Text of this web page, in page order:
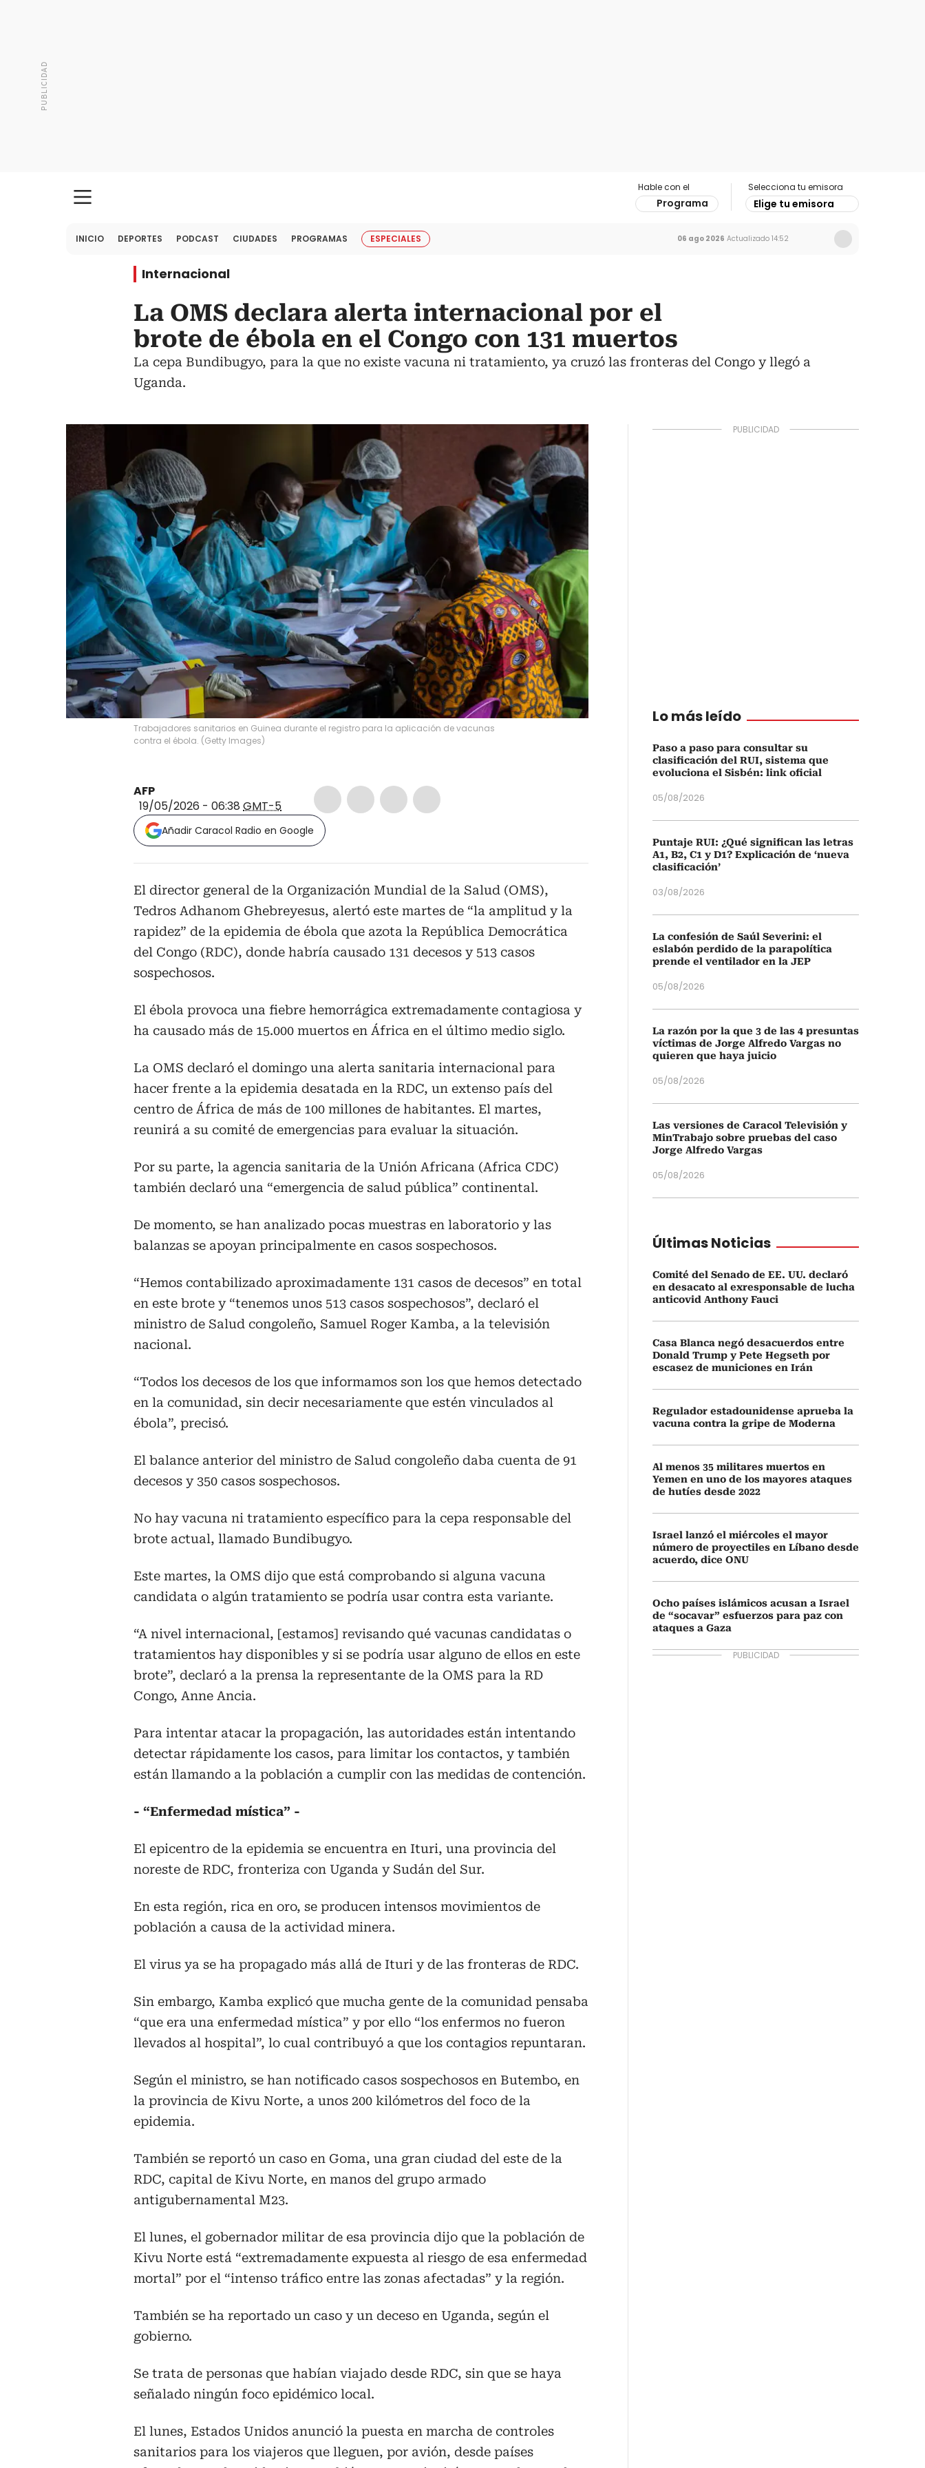
Hable con el
Programa
Selecciona tu emisora
Elige tu emisora
INICIO DEPORTES PODCAST CIUDADES PROGRAMAS ESPECIALES 06 ago 2026 Actualizado 14:52
Internacional
La OMS declara alerta internacional por el
brote de ébola en el Congo con 131 muertos
La cepa Bundibugyo, para la que no existe vacuna ni tratamiento, ya cruzó las fronteras del Congo y llegó a
Uganda.
Trabajadores sanitarios en Guinea durante el registro para la aplicación de vacunas
contra el ébola. (Getty Images)
AFP
19/05/2026 - 06:38 GMT-5
Añadir Caracol Radio en Google
El director general de la Organización Mundial de la Salud (OMS),
Tedros Adhanom Ghebreyesus, alertó este martes de “la amplitud y la
rapidez” de la epidemia de ébola que azota la República Democrática
del Congo (RDC), donde habría causado 131 decesos y 513 casos
sospechosos.
El ébola provoca una fiebre hemorrágica extremadamente contagiosa y
ha causado más de 15.000 muertos en África en el último medio siglo.
La OMS declaró el domingo una alerta sanitaria internacional para
hacer frente a la epidemia desatada en la RDC, un extenso país del
centro de África de más de 100 millones de habitantes. El martes,
reunirá a su comité de emergencias para evaluar la situación.
Por su parte, la agencia sanitaria de la Unión Africana (Africa CDC)
también declaró una “emergencia de salud pública” continental.
De momento, se han analizado pocas muestras en laboratorio y las
balanzas se apoyan principalmente en casos sospechosos.
“Hemos contabilizado aproximadamente 131 casos de decesos” en total
en este brote y “tenemos unos 513 casos sospechosos”, declaró el
ministro de Salud congoleño, Samuel Roger Kamba, a la televisión
nacional.
“Todos los decesos de los que informamos son los que hemos detectado
en la comunidad, sin decir necesariamente que estén vinculados al
ébola”, precisó.
El balance anterior del ministro de Salud congoleño daba cuenta de 91
decesos y 350 casos sospechosos.
No hay vacuna ni tratamiento específico para la cepa responsable del
brote actual, llamado Bundibugyo.
Este martes, la OMS dijo que está comprobando si alguna vacuna
candidata o algún tratamiento se podría usar contra esta variante.
“A nivel internacional, [estamos] revisando qué vacunas candidatas o
tratamientos hay disponibles y si se podría usar alguno de ellos en este
brote”, declaró a la prensa la representante de la OMS para la RD
Congo, Anne Ancia.
Para intentar atacar la propagación, las autoridades están intentando
detectar rápidamente los casos, para limitar los contactos, y también
están llamando a la población a cumplir con las medidas de contención.
- “Enfermedad mística” -
El epicentro de la epidemia se encuentra en Ituri, una provincia del
noreste de RDC, fronteriza con Uganda y Sudán del Sur.
En esta región, rica en oro, se producen intensos movimientos de
población a causa de la actividad minera.
El virus ya se ha propagado más allá de Ituri y de las fronteras de RDC.
Sin embargo, Kamba explicó que mucha gente de la comunidad pensaba
“que era una enfermedad mística” y por ello “los enfermos no fueron
llevados al hospital”, lo cual contribuyó a que los contagios repuntaran.
Según el ministro, se han notificado casos sospechosos en Butembo, en
la provincia de Kivu Norte, a unos 200 kilómetros del foco de la
epidemia.
También se reportó un caso en Goma, una gran ciudad del este de la
RDC, capital de Kivu Norte, en manos del grupo armado
antigubernamental M23.
El lunes, el gobernador militar de esa provincia dijo que la población de
Kivu Norte está “extremadamente expuesta al riesgo de esa enfermedad
mortal” por el “intenso tráfico entre las zonas afectadas” y la región.
También se ha reportado un caso y un deceso en Uganda, según el
gobierno.
Se trata de personas que habían viajado desde RDC, sin que se haya
señalado ningún foco epidémico local.
El lunes, Estados Unidos anunció la puesta en marcha de controles
sanitarios para los viajeros que lleguen, por avión, desde países
Lo más leído
Paso a paso para consultar su
clasificación del RUI, sistema que
evoluciona el Sisbén: link oficial
05/08/2026
Puntaje RUI: ¿Qué significan las letras
A1, B2, C1 y D1? Explicación de ‘nueva
clasificación’
03/08/2026
La confesión de Saúl Severini: el
eslabón perdido de la parapolítica
prende el ventilador en la JEP
05/08/2026
La razón por la que 3 de las 4 presuntas
víctimas de Jorge Alfredo Vargas no
quieren que haya juicio
05/08/2026
Las versiones de Caracol Televisión y
MinTrabajo sobre pruebas del caso
Jorge Alfredo Vargas
05/08/2026
Últimas Noticias
Comité del Senado de EE. UU. declaró
en desacato al exresponsable de lucha
anticovid Anthony Fauci
Casa Blanca negó desacuerdos entre
Donald Trump y Pete Hegseth por
escasez de municiones en Irán
Regulador estadounidense aprueba la
vacuna contra la gripe de Moderna
Al menos 35 militares muertos en
Yemen en uno de los mayores ataques
de hutíes desde 2022
Israel lanzó el miércoles el mayor
número de proyectiles en Líbano desde
acuerdo, dice ONU
Ocho países islámicos acusan a Israel
de “socavar” esfuerzos para paz con
ataques a Gaza